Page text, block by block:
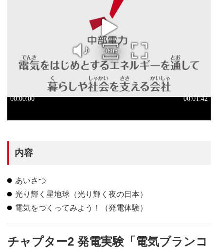
内容
あいさつ
光り輝く星地球（光り輝く夜の日本）
電気をつくってみよう！（発電体験）
チャプター2 発電実験「電気ブランコ